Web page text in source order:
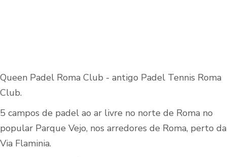
Queen Padel Roma Club - antigo Padel Tennis Roma
Club.
5 campos de padel ao ar livre no norte de Roma no
popular Parque Vejo, nos arredores de Roma, perto da
Via Flaminia.